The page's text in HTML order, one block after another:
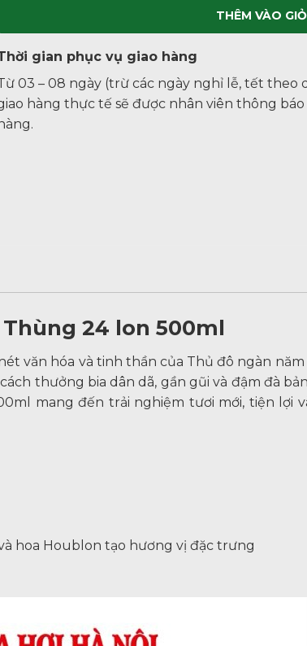
THÊM VÀO GIỎ
gian phục vụ giao hàng
03 – 08 ngày (trừ các ngày nghỉ lễ, tết theo
hàng thực tế sẽ được nhân viên thông
hàng.
24 lon 500ml
văn hóa và tinh thần của Thủ đô ngàn
thưởng bia dân dã, gần gũi và đậm đà
mang đến trải nghiệm tươi mới, tiện lợi
hoa Houblon tạo hương vị đặc trưng